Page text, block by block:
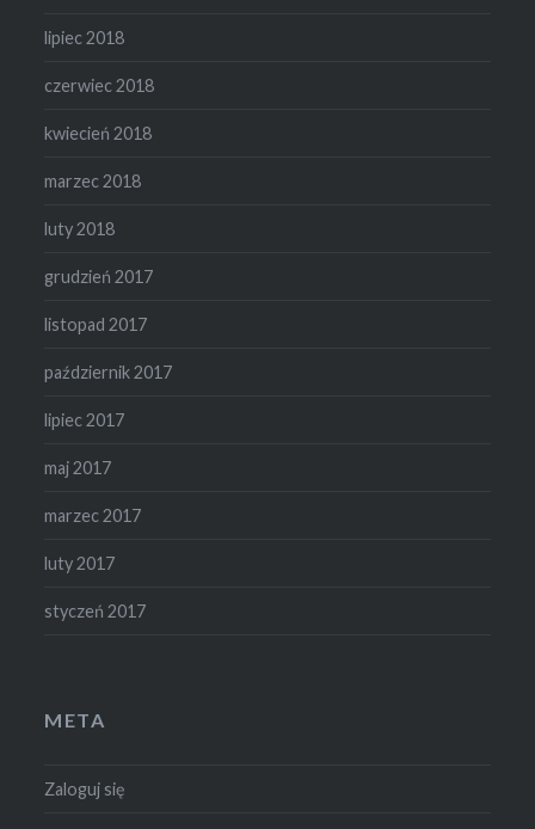
lipiec 2018
czerwiec 2018
kwiecień 2018
marzec 2018
luty 2018
grudzień 2017
listopad 2017
październik 2017
lipiec 2017
maj 2017
marzec 2017
luty 2017
styczeń 2017
META
Zaloguj się